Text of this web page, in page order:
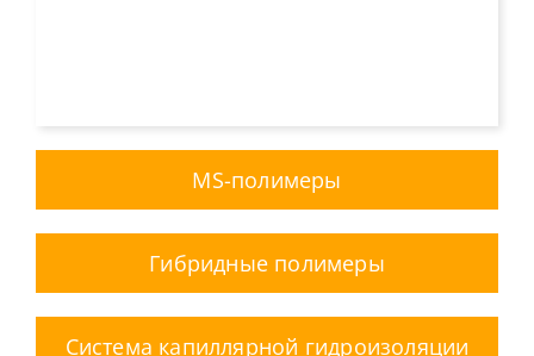
MS-полимеры
Гибридные полимеры
Система капиллярной гидроизоляции